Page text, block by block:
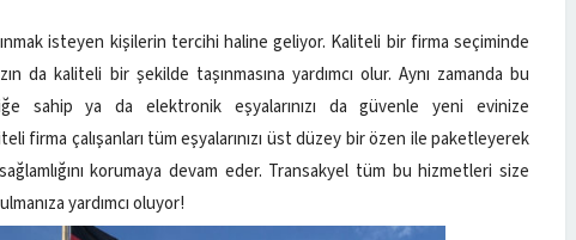
isteyen kişilerin tercihi haline geliyor. Kaliteli bir firma seçiminde
da kaliteli bir şekilde taşınmasına yardımcı olur. Aynı zamanda bu
sahip ya da elektronik eşyalarınızı da güvenle yeni evinize
firma çalışanları tüm eşyalarınızı üst düzey bir özen ile paketleyerek
korumaya devam eder. Transakyel tüm bu hizmetleri size
yardımcı oluyor!